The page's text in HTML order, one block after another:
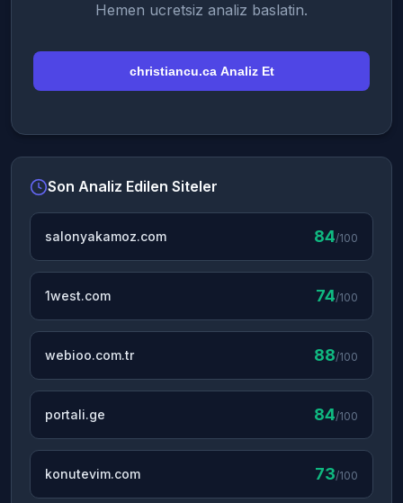
Hemen ucretsiz analiz baslatin.
christiancu.ca Analiz Et
Son Analiz Edilen Siteler
salonyakamoz.com 84/100
1west.com 74/100
webioo.com.tr 88/100
portali.ge 84/100
konutevim.com 73/100